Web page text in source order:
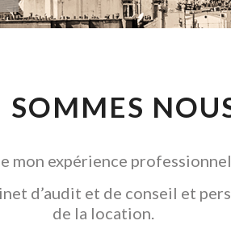
SOMMES
mon expérience
d’audit et de conseil et
de la location.